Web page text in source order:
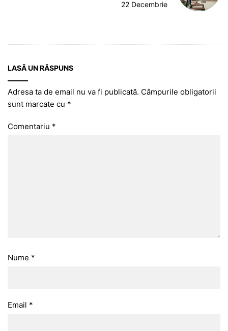
22 Decembrie
LASĂ UN RĂSPUNS
Adresa ta de email nu va fi publicată. Câmpurile obligatorii
sunt marcate cu *
Comentariu *
Nume *
Email *